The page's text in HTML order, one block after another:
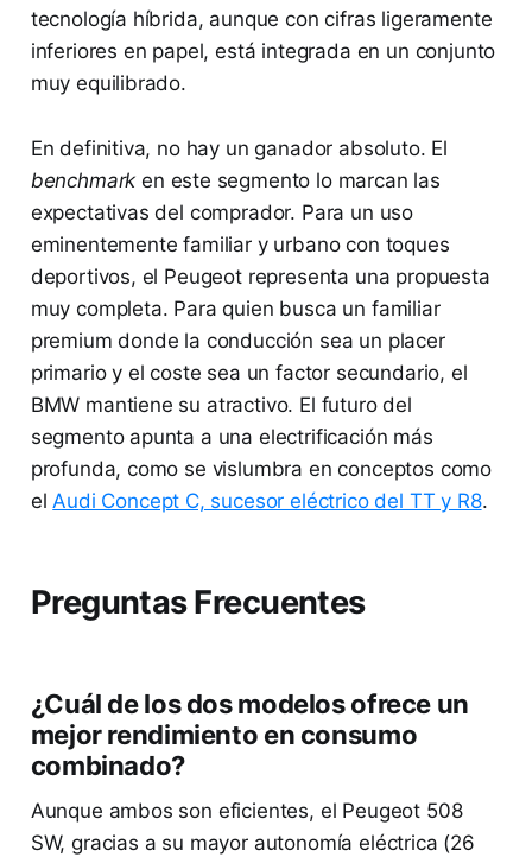
tecnología híbrida, aunque con cifras ligeramente
inferiores en papel, está integrada en un conjunto
muy equilibrado.
En definitiva, no hay un ganador absoluto. El
benchmark en este segmento lo marcan las
expectativas del comprador. Para un uso
eminentemente familiar y urbano con toques
deportivos, el Peugeot representa una propuesta
muy completa. Para quien busca un familiar
premium donde la conducción sea un placer
primario y el coste sea un factor secundario, el
BMW mantiene su atractivo. El futuro del
segmento apunta a una electrificación más
profunda, como se vislumbra en conceptos como
el Audi Concept C, sucesor eléctrico del TT y R8.
Preguntas Frecuentes
¿Cuál de los dos modelos ofrece un
mejor rendimiento en consumo
combinado?
Aunque ambos son eficientes, el Peugeot 508
SW, gracias a su mayor autonomía eléctrica (26